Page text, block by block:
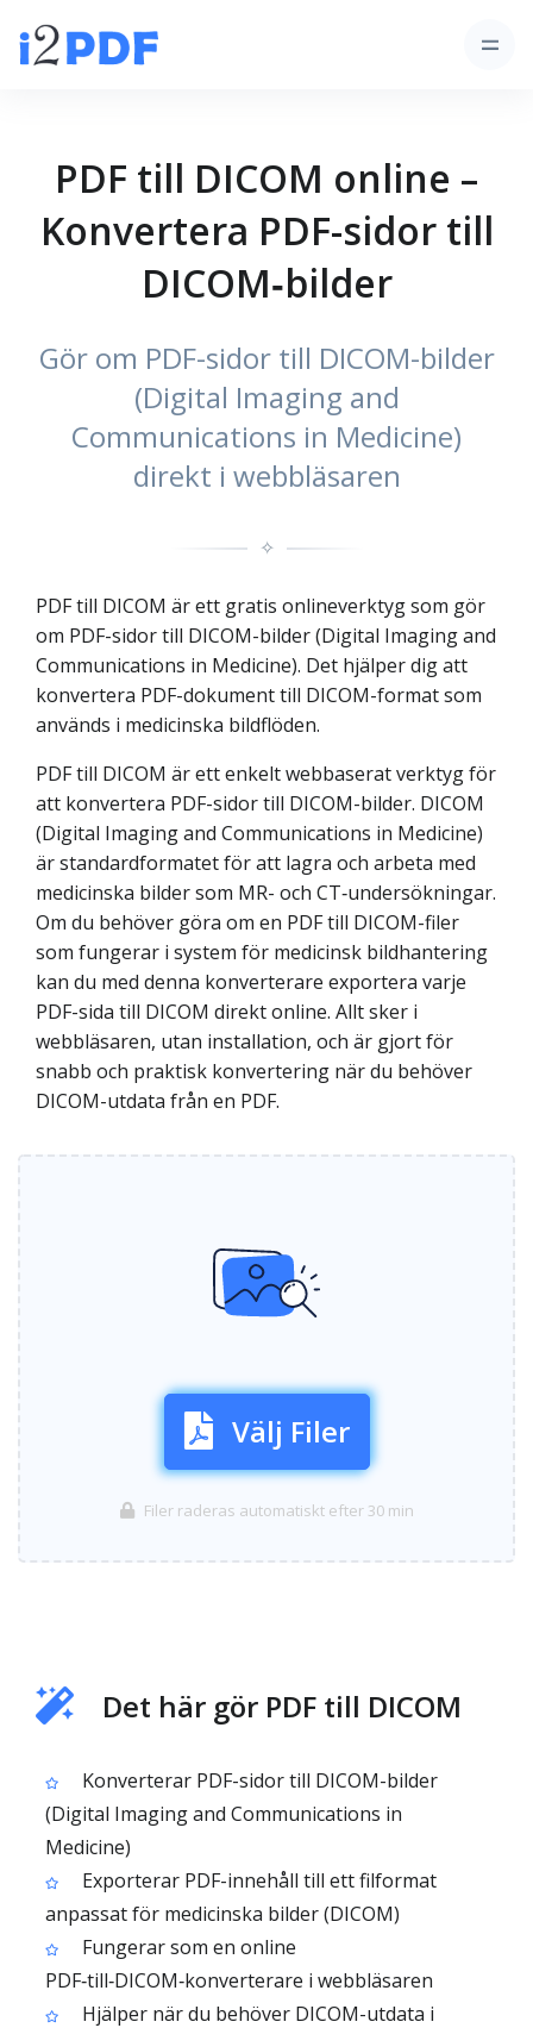
PDF till DICOM online –
Konvertera PDF-sidor till
DICOM‑bilder
Gör om PDF-sidor till DICOM-bilder
(Digital Imaging and
Communications in Medicine)
direkt i webbläsaren
✧
PDF till DICOM är ett gratis onlineverktyg som gör
om PDF-sidor till DICOM-bilder (Digital Imaging and
Communications in Medicine). Det hjälper dig att
konvertera PDF-dokument till DICOM-format som
används i medicinska bildflöden.
PDF till DICOM är ett enkelt webbaserat verktyg för
att konvertera PDF-sidor till DICOM-bilder. DICOM
(Digital Imaging and Communications in Medicine)
är standardformatet för att lagra och arbeta med
medicinska bilder som MR- och CT‑undersökningar.
Om du behöver göra om en PDF till DICOM-filer
som fungerar i system för medicinsk bildhantering
kan du med denna konverterare exportera varje
PDF-sida till DICOM direkt online. Allt sker i
webbläsaren, utan installation, och är gjort för
snabb och praktisk konvertering när du behöver
DICOM-utdata från en PDF.
Välj Filer
Filer raderas automatiskt efter 30 min
Det här gör PDF till DICOM
Konverterar PDF-sidor till DICOM-bilder
(Digital Imaging and Communications in
Medicine)
Exporterar PDF-innehåll till ett filformat
anpassat för medicinska bilder (DICOM)
Fungerar som en online
PDF‑till‑DICOM‑konverterare i webbläsaren
Hjälper när du behöver DICOM-utdata i